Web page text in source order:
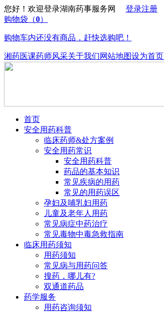
您好！欢迎登录湖南药事服务网 登录注册
购物袋 （0）
购物车内还没有商品，赶快选购吧！
湘药医课药师风采关于我们网站地图设为首页
首页
安全用药科普
临床药师&处方案例
安全用药常识
安全用药科普
药品的基本知识
常见疾病的用药
常见的用药误区
孕妇及哺乳妇用药
儿童及老年人用药
常见病症中药治疗
常见毒物中毒急救指南
临床用药须知
用药须知
常见病与用药问答
搜药，哪儿有?
双通道药品
药学服务
用药咨询须知